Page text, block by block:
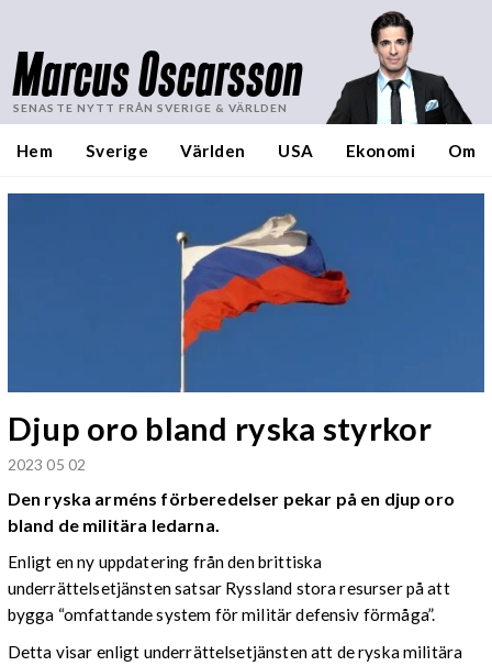
Marcus Oscarsson
SENASTE NYTT FRÅN SVERIGE & VÄRLDEN
Hem Sverige Världen USA Ekonomi Om
Djup oro bland ryska styrkor
2023 05 02
Den ryska arméns förberedelser pekar på en djup oro
bland de militära ledarna.
Enligt en ny uppdatering från den brittiska
underrättelsetjänsten satsar Ryssland stora resurser på att
bygga “omfattande system för militär defensiv förmåga”.
Detta visar enligt underrättelsetjänsten att de ryska militära